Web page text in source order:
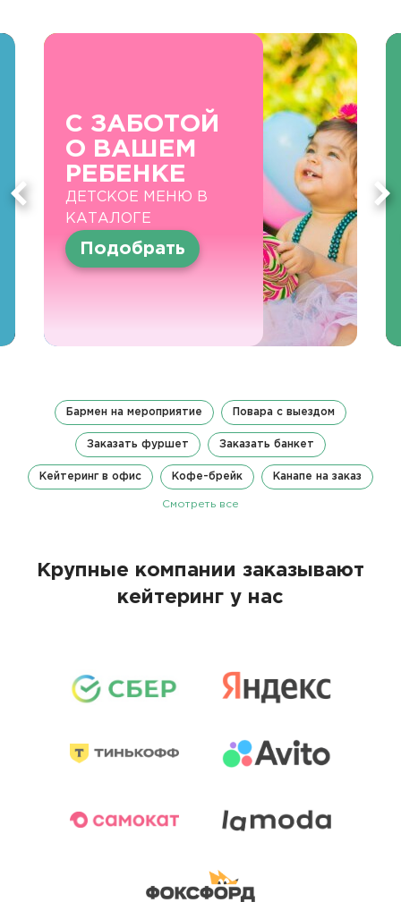
С ЗАБОТОЙ
О ВАШЕМ
РЕБЕНКЕ
ДЕТСКОЕ МЕНЮ В
КАТАЛОГЕ
Подобрать
Бармен на мероприятие Повара с выездом
Заказать фуршет Заказать банкет
Кейтеринг в офис Кофе-брейк Канапе на заказ
Смотреть все
Крупные компании заказывают
кейтеринг у нас